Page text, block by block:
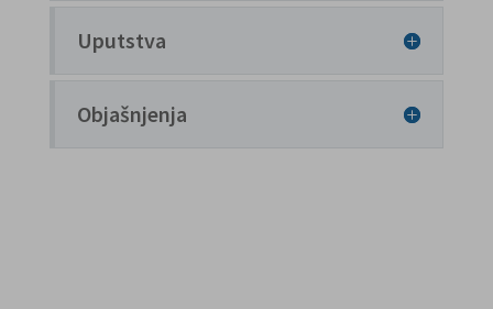
Uputstva
Objašnjenja